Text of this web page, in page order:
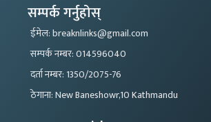
सम्पर्क गर्नुहोस्
ईमेल: breaknlinks@gmail.com
सम्पर्क नम्बर: 014596040
दर्ता नम्बर: 1350/2075-76
ठेगाना: New Baneshowr,10 Kathmandu